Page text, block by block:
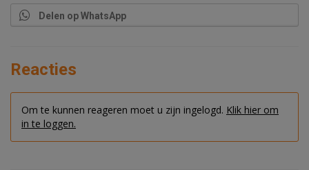
Delen op WhatsApp
Reacties
Om te kunnen reageren moet u zijn ingelogd. Klik hier om
in te loggen.